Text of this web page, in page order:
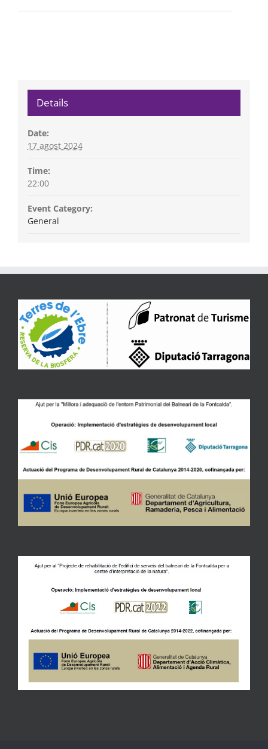
Details
Date:
17 agost 2024
Time:
22:00
Event Category:
General